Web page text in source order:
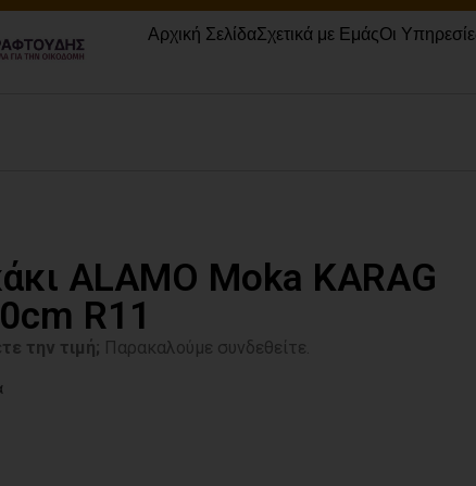
Αρχική ΣελίδαΣχετικά με ΕμάςΟι
ALAMO Moka KARAG
R11
την τιμή; Παρακαλούμε συνδεθείτε.